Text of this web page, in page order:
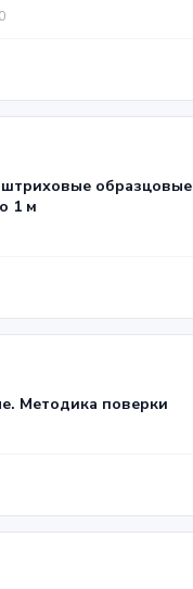
образцовые
1 м
Методика поверки